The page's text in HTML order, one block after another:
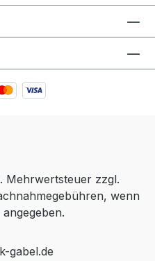
Mehrwertsteuer zzgl.
wenn
gabel.de